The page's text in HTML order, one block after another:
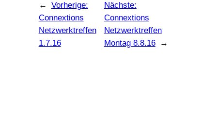
←
Vorherige:
Connextions
Netzwerktreffen
1.7.16
Nächste:
Connextions
Netzwerktreffen
Montag 8.8.16
→